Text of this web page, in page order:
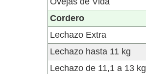
Cordero
Lechazo Extra
Lechazo hasta 11 kg
Lechazo de 11,1 a 13 kg